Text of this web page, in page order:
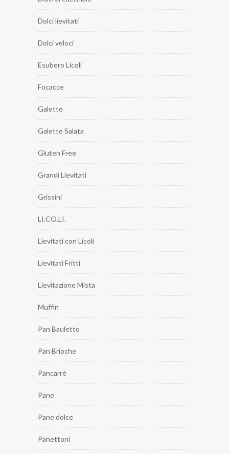
Dolci lievitati
Dolci veloci
Esubero Licoli
Focacce
Galette
Galette Salata
Gluten Free
Grandi Lievitati
Grissini
LI.CO.LI.
Lievitati con Licoli
Lievitati Fritti
Lievitazione Mista
Muffin
Pan Bauletto
Pan Brioche
Pancarrè
Pane
Pane dolce
Panettoni